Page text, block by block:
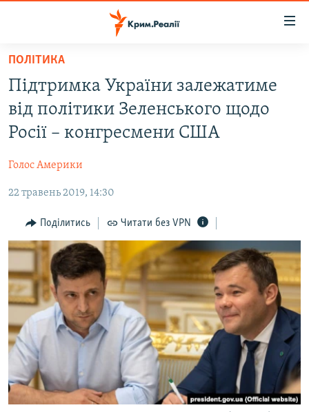
Перейти
основного
матеріалу
Перейти
до
основної
Перейти
пошуку
ВОДА.КРИМ
ВІДЕО ТА ФОТО
БЛОГИ
ПОГЛЯД
ІНТЕРВ'Ю
ВСЕ ЗА ДЕНЬ
СПЕЦПРОЕКТИ
ДЕПОРТАЦІЯ
ВІДЕОУРОКИ «ELIFBE»
СВІДЧЕННЯ ОКУПАЦІЇ
УКРАЇНСЬКА ПРОБЛЕМА КРИМУ
ІНФОГРАФІКА
ЯК ОБІЙТИ БЛОКУВАННЯ
Русский
Qırımtatar
ДОЛУЧАЙСЯ!
ПОЛІТИКА
Підтримка України залежатиме
від політики Зеленського щодо
Росії – конгресмени США
Голос Америки
22 травень 2019, 14:30
Поділитись Читати без VPN